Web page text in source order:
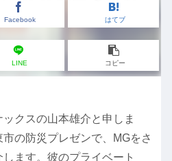
Facebook はてブ
LINE コピー
クスの山本雄介と申しま
の防災プレゼンで、MGをさ
ます。彼のプライベート